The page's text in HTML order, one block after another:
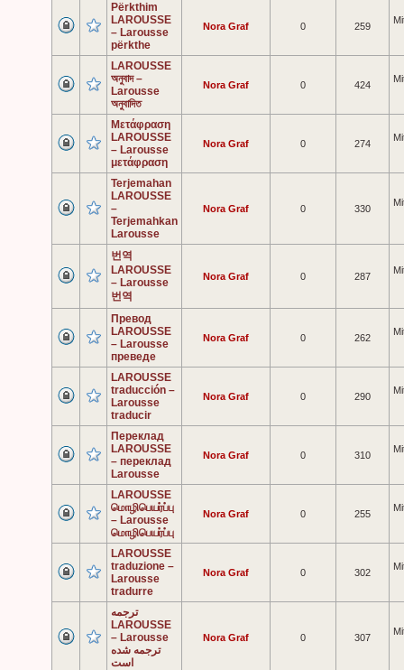
Përkthim
LAROUSSE
– Larousse
përkthe
Nora Graf 0 259
LAROUSSE
অনুবাদ –
Larousse
অনুবাদিত
Nora Graf 0 424
Μετάφραση
LAROUSSE
– Larousse
μετάφραση
Nora Graf 0 274
Terjemahan
LAROUSSE
–
Terjemahkan
Larousse
Nora Graf 0 330
번역
LAROUSSE
– Larousse
번역
Nora Graf 0 287
Превод
LAROUSSE
– Larousse
преведе
Nora Graf 0 262
LAROUSSE
traducción –
Larousse
traducir
Nora Graf 0 290
Переклад
LAROUSSE
– переклад
Larousse
Nora Graf 0 310
LAROUSSE
மொழிபெயர்ப்பு
– Larousse
மொழிபெயர்ப்பு
Nora Graf 0 255
LAROUSSE
traduzione –
Larousse
tradurre
Nora Graf 0 302
ترجمه
LAROUSSE
– Larousse
ترجمه شده
است
Nora Graf 0 307